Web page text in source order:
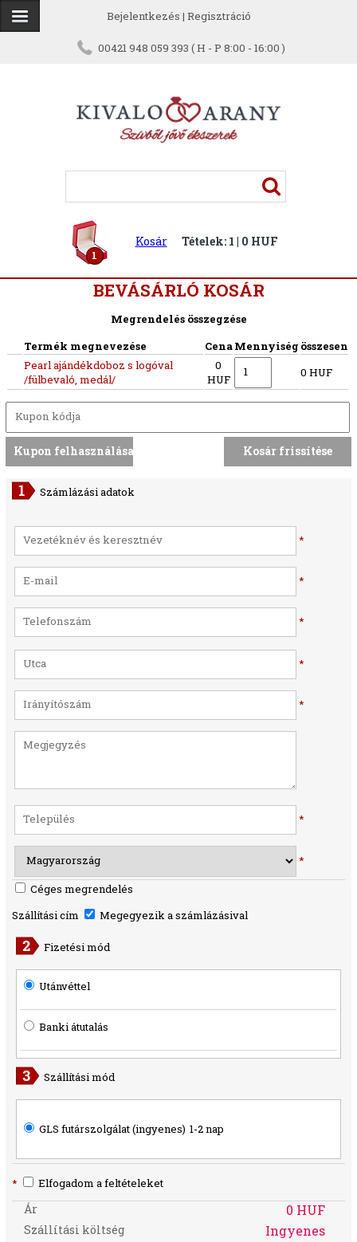
Bejelentkezés | Regisztráció
00421 948 059 393 ( H - P 8:00 - 16:00 )
1
Kosár Tételek: 1 | 0 HUF
BEVÁSÁRLÓ KOSÁR
Megrendelés összegzése
Termék megnevezése
CenaMennyiség összesen
Pearl ajándékdoboz s logóval
/fülbevaló, medál/
0
HUF
0 HUF
Számlázási adatok
*
*
*
*
*
*
*
Céges megrendelés
Szállítási cím
Megegyezik a számlázásival
Fizetési mód
Utánvéttel
Banki átutalás
Szállítási mód
GLS futárszolgálat (ingyenes) 1-2 nap
* Elfogadom a feltételeket
Ár 0 HUF
Szállítási költség Ingyenes